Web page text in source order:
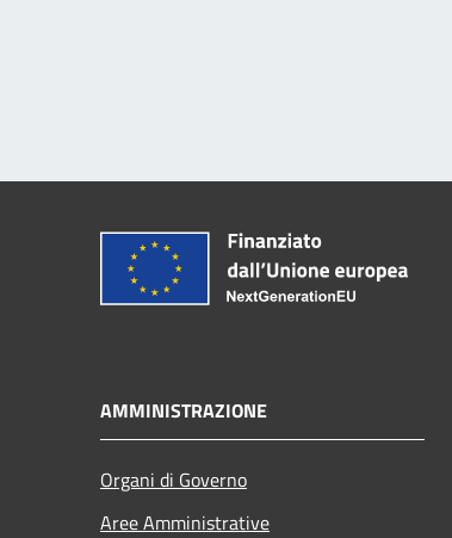
AMMINISTRAZIONE
Organi di Governo
Aree Amministrative